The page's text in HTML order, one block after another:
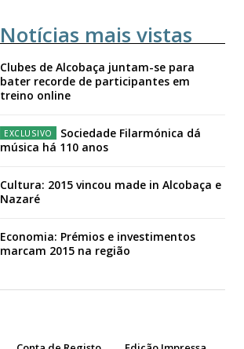
Notícias mais vistas
Clubes de Alcobaça juntam-se para
bater recorde de participantes em
treino online
Sociedade Filarmónica dá
música há 110 anos
Cultura: 2015 vincou made in Alcobaça e
Nazaré
Economia: Prémios e investimentos
marcam 2015 na região